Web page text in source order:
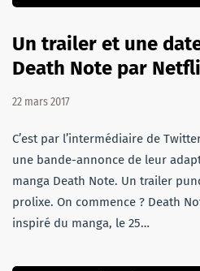
Un trailer et une
Death Note par
22 mars 2017
C’est par l’intermédiaire de
une bande-annonce de leur
manga Death Note. Un trailer
prolixe. On commence ? Death
inspiré du manga, le 25…